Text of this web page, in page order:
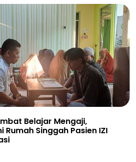
Belajar Mengaji,
Rumah Singgah Pasien IZI